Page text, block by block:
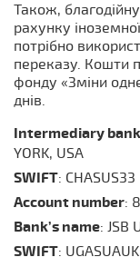
Також,
рахунку
потрібно
переказу. Кошти
фонду «Зміни
днів.
Intermediary bank
YORK, USA
SWIFT: CHASUS33
Account number:
Bank’s name: JSB
SWIFT: UGASUAUK